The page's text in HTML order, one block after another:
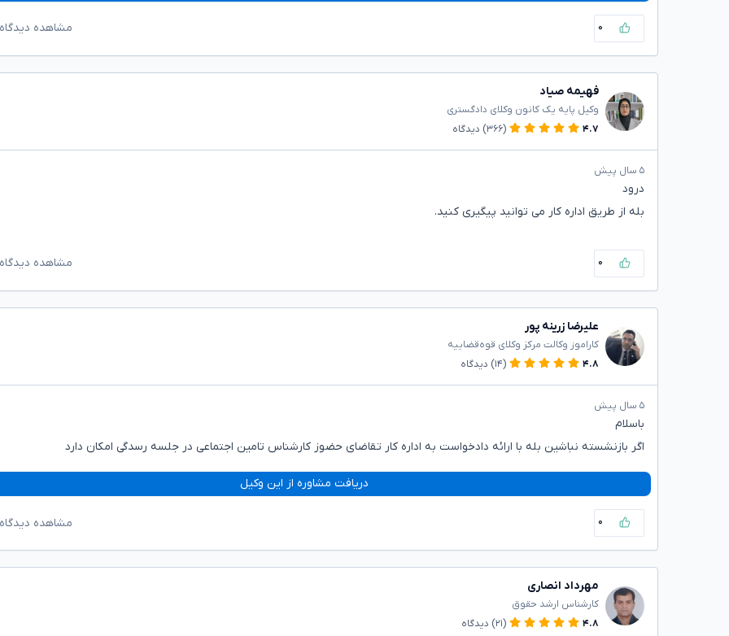
۰ مشاهده
فهیمه صیاد
وکیل پایه یک کانون وکلای دادگستری
۴.۷
(۳۶۶) دیدگاه
۵ سال پیش
درود
بله از طریق اداره کار می توانید پیگیری کنید.
۰ مشاهده
علیرضا زرینه پور
کاراموز وکالت مرکز وکلای قوه‌قضاییه
۴.۸
(۱۴) دیدگاه
۵ سال پیش
باسلام
اگر بازنشسته نباشین بله با ارائه دادخواست به اداره کار تقاضای حضوز کارشناس تامین اجتماعی در جلسه رسدگی امکان دارد
دریافت مشاوره از این وکیل
۰ مشاهده
مهرداد انصاری
کارشناس ارشد حقوق
۴.۸
(۲۱) دیدگاه